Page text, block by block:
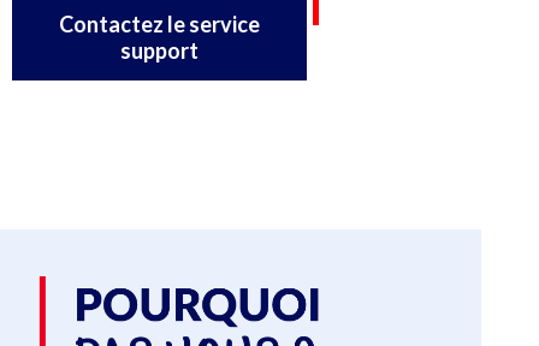
Contactez le service
support